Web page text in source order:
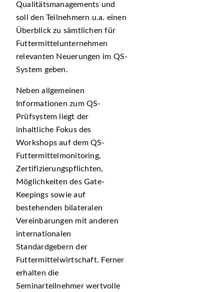
Qualitätsmanagements und
soll den Teilnehmern u.a. einen
Überblick zu sämtlichen für
Futtermittelunternehmen
relevanten Neuerungen im QS-
System geben.
Neben allgemeinen
Informationen zum QS-
Prüfsystem liegt der
inhaltliche Fokus des
Workshops auf dem QS-
Futtermittelmonitoring,
Zertifizierungspflichten,
Möglichkeiten des Gate-
Keepings sowie auf
bestehenden bilateralen
Vereinbarungen mit anderen
internationalen
Standardgebern der
Futtermittelwirtschaft. Ferner
erhalten die
Seminarteilnehmer wertvolle